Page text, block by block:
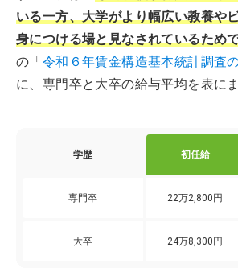
いる一方、大学がより幅広い教養や
身につける場と見なされているため
の「令和６年賃金構造基本統計調査
に、専門卒と大卒の給与平均を表に
学歴 初任給
専門卒 22万2,800円
大卒 24万8,300円